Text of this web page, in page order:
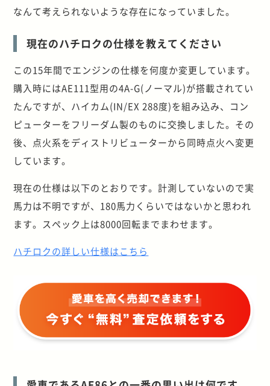
なんて考えられないような存在になっていました。
現在のハチロクの仕様を教えてください
この15年間でエンジンの仕様を何度か変更しています。
購入時にはAE111型用の4A-G(ノーマル)が搭載されてい
たんですが、ハイカム(IN/EX 288度)を組み込み、コン
ピューターをフリーダム製のものに交換しました。その
後、点火系をディストリビューターから同時点火へ変更
しています。
現在の仕様は以下のとおりです。計測していないので実
馬力は不明ですが、180馬力くらいではないかと思われ
ます。スペック上は8000回転までまわせます。
ハチロクの詳しい仕様はこちら